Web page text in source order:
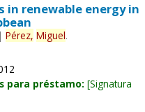
in renewable energy in
| Pérez, Miguel.
para préstamo: Signatura